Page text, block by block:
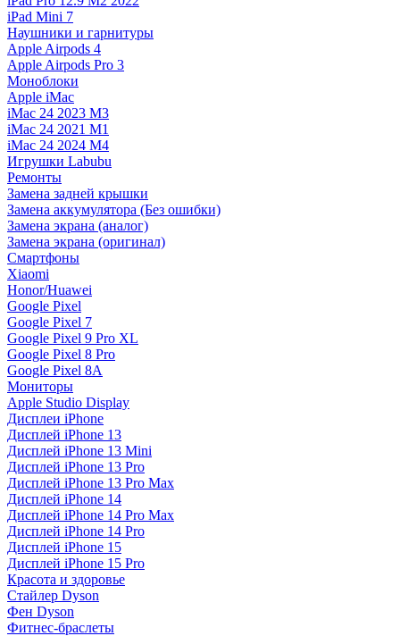
iPad Mini 7
Наушники и гарнитуры
Apple Airpods 4
Apple Airpods Pro 3
Моноблоки
Apple iMac
iMac 24 2023 M3
iMac 24 2021 M1
iMac 24 2024 M4
Игрушки Labubu
Ремонты
Замена задней крышки
Замена аккумулятора (Без ошибки)
Замена экрана (аналог)
Замена экрана (оригинал)
Смартфоны
Xiaomi
Honor/Huawei
Google Pixel
Google Pixel 7
Google Pixel 9 Pro XL
Google Pixel 8 Pro
Google Pixel 8A
Мониторы
Apple Studio Display
Дисплеи iPhone
Дисплей iPhone 13
Дисплей iPhone 13 Mini
Дисплей iPhone 13 Pro
Дисплей iPhone 13 Pro Max
Дисплей iPhone 14
Дисплей iPhone 14 Pro Max
Дисплей iPhone 14 Pro
Дисплей iPhone 15
Дисплей iPhone 15 Pro
Красота и здоровье
Стайлер Dyson
Фен Dyson
Фитнес-браслеты